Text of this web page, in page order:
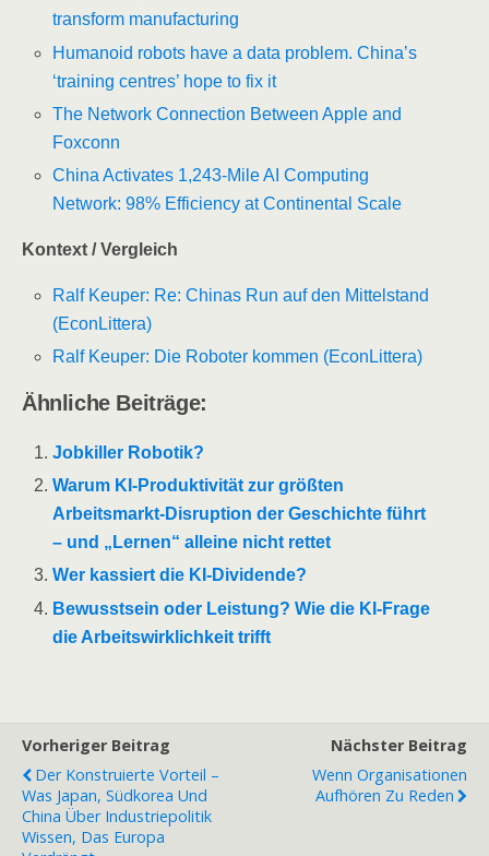
transform manufacturing
Humanoid robots have a data problem. China’s
‘training centres’ hope to fix it
The Network Connection Between Apple and
Foxconn
China Activates 1,243-Mile AI Computing
Network: 98% Efficiency at Continental Scale
Kontext / Vergleich
Ralf Keuper: Re: Chinas Run auf den Mittelstand
(EconLittera)
Ralf Keuper: Die Roboter kommen (EconLittera)
Ähnliche Beiträge:
Jobkiller Robotik?
Warum KI-Produktivität zur größten
Arbeitsmarkt-Disruption der Geschichte führt
– und „Lernen“ alleine nicht rettet
Wer kassiert die KI-Dividende?
Bewusstsein oder Leistung? Wie die KI-Frage
die Arbeitswirklichkeit trifft
Vorheriger Beitrag
Der Konstruierte Vorteil –
Was Japan, Südkorea Und
China Über Industriepolitik
Wissen, Das Europa
Nächster Beitrag
Wenn Organisationen
Aufhören Zu Reden